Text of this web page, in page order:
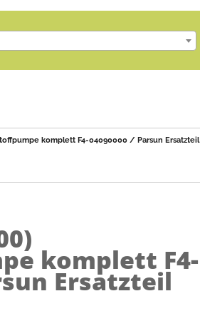
komplett F4-04090000 / Parsun Ersatzteil
komplett F4-
Ersatzteil